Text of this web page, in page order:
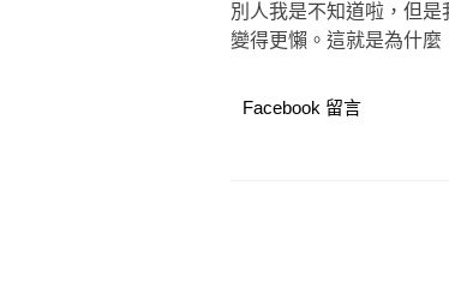
別人我是不知道啦，但
變得更懶。這就是為什麼
Facebook 留言